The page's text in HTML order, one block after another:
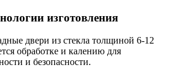
изготовления
двери из стекла толщиной 6-12
обработке и калению для
и безопасности.